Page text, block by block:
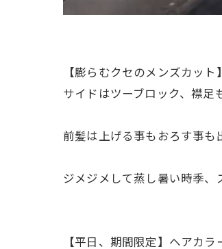
【膨らむクセのメンズカット】
サイドはツーブロック、襟
前髪は上げる事もおろす事
ジメジメして蒸し暑い時季
【平日、期間限定】ヘアカ